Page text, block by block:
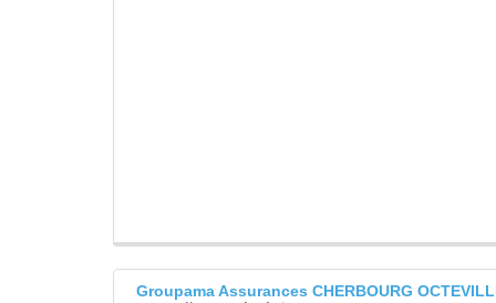
Groupama Assurances CHERBOURG